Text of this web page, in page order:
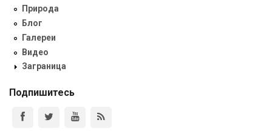
Природа
Блог
Галереи
Видео
Заграница
Подпишитесь